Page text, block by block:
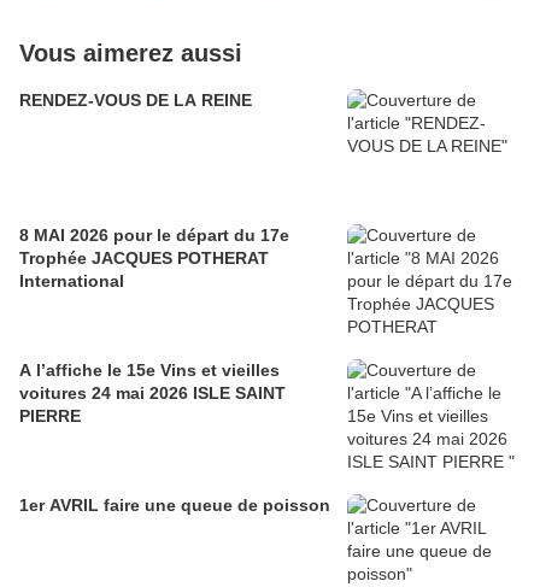
Vous aimerez aussi
RENDEZ-VOUS DE LA REINE
8 MAI 2026 pour le départ du 17e
Trophée JACQUES POTHERAT
International
A l’affiche le 15e Vins et vieilles
voitures 24 mai 2026 ISLE SAINT
PIERRE
1er AVRIL faire une queue de poisson